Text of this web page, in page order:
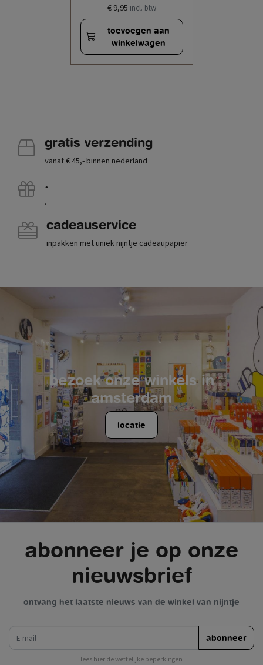
€ 9,95 incl. btw
toevoegen aan
winkelwagen
gratis verzending
vanaf € 45,- binnen nederland
.
.
cadeauservice
inpakken met uniek nijntje cadeaupapier
bezoek onze winkels in
amsterdam
locatie
abonneer je op onze
nieuwsbrief
ontvang het laatste nieuws van de winkel van nijntje
abonneer
lees hier de wettelijke beperkingen